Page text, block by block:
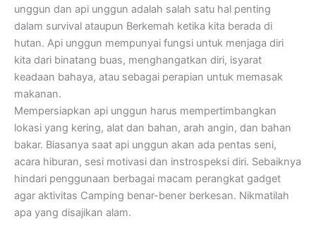
unggun dan api unggun adalah salah satu hal penting
dalam survival ataupun Berkemah ketika kita berada di
hutan. Api unggun mempunyai fungsi untuk menjaga diri
kita dari binatang buas, menghangatkan diri, isyarat
keadaan bahaya, atau sebagai perapian untuk memasak
makanan.
Mempersiapkan api unggun harus mempertimbangkan
lokasi yang kering, alat dan bahan, arah angin, dan bahan
bakar. Biasanya saat api unggun akan ada pentas seni,
acara hiburan, sesi motivasi dan instrospeksi diri. Sebaiknya
hindari penggunaan berbagai macam perangkat gadget
agar aktivitas Camping benar-bener berkesan. Nikmatilah
apa yang disajikan alam.